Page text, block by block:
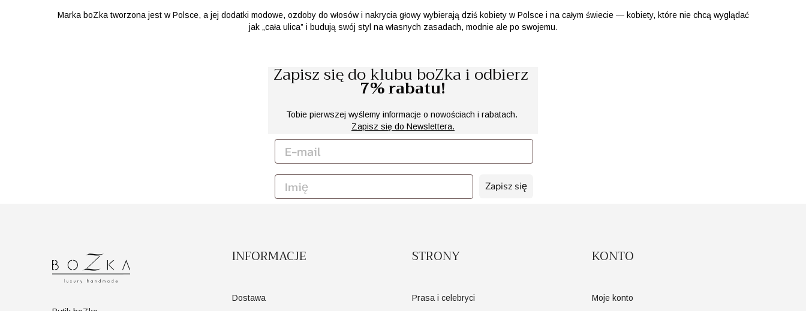
Marka boZka tworzona jest w Polsce, a jej dodatki modowe, ozdoby do włosów i nakrycia głowy wybierają dziś kobiety w Polsce i na całym świecie — kobiety, które nie chcą wyglądać
jak „cała ulica” i budują swój styl na własnych zasadach, modnie ale po swojemu.
Zapisz się do klubu boZka i odbierz
7% rabatu!
Tobie pierwszej wyślemy informacje o nowościach i rabatach.
Zapisz się do Newslettera.
Zapisz się
INFORMACJE
Dostawa
STRONY
Prasa i celebryci
KONTO
Moje konto